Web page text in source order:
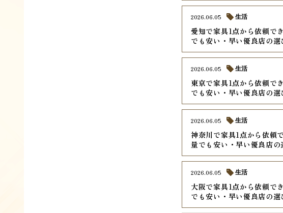
愛知で家具1点から依頼で
でも安い・早い優良店の選
2026.06.05 生活
東京で家具1点から依頼で
でも安い・早い優良店の選
2026.06.05 生活
神奈川で家具1点から依頼
量でも安い・早い優良店の
2026.06.05 生活
大阪で家具1点から依頼で
でも安い・早い優良店の選
2026.06.05 生活